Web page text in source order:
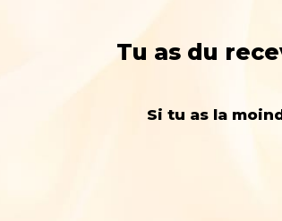
Tu as du
Si tu as la